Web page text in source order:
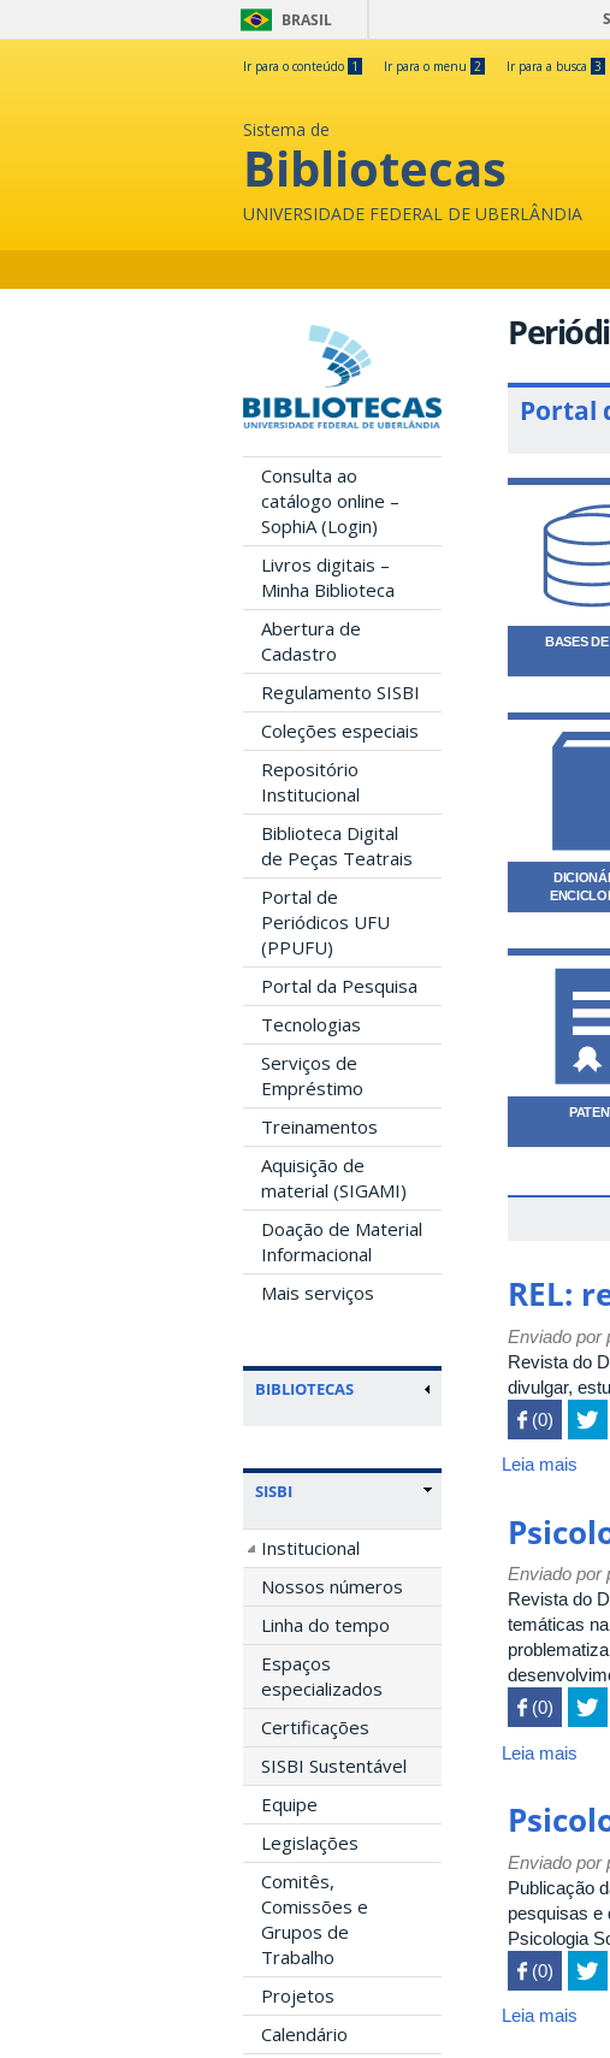
BRASIL
Ir para o conteúdo 1 Ir para o menu 2 Ir para a busca 3
Sistema de
Bibliotecas
UNIVERSIDADE FEDERAL DE UBERLÂNDIA
Consulta ao
catálogo online –
SophiA (Login)
Livros digitais –
Minha Biblioteca
Abertura de
Cadastro
Regulamento SISBI
Coleções especiais
Repositório
Institucional
Biblioteca Digital
de Peças Teatrais
Portal de
Periódicos UFU
(PPUFU)
Portal da Pesquisa
Tecnologias
Serviços de
Empréstimo
Treinamentos
Aquisição de
material (SIGAMI)
Doação de Material
Informacional
Mais serviços
BIBLIOTECAS
SISBI
Institucional
Nossos números
Linha do tempo
Espaços
especializados
Certificações
SISBI Sustentável
Equipe
Legislações
Comitês,
Comissões e
Grupos de
Trabalho
Projetos
Calendário
Portal
BASES
REL:
Enviado por
Revista do
divulgar,
 (0)
Leia mais
letras
Enviado por
Revista do
temáticas
 (0)
Leia mais
em
Enviado por
Publicação
pesquisas e
Psicologia
 (0)
Leia mais